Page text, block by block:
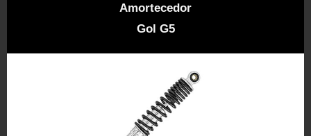
Amortecedor
Gol G5